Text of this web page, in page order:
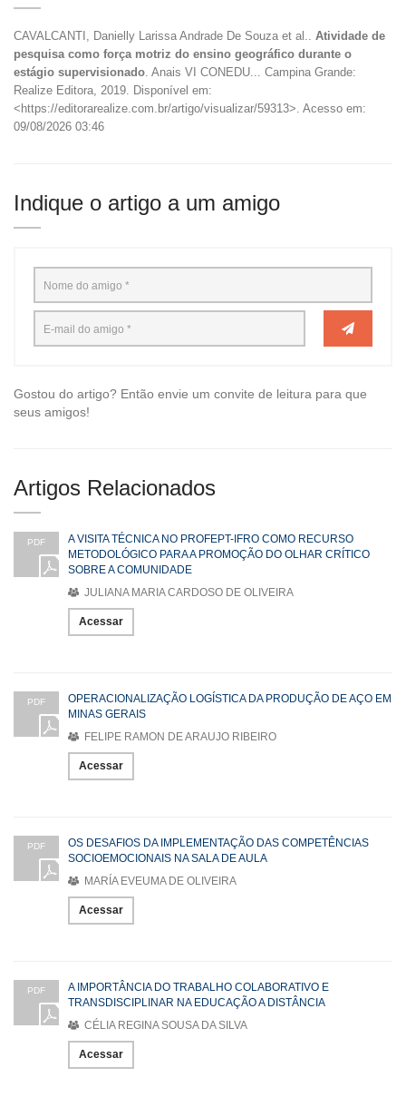
CAVALCANTI, Danielly Larissa Andrade De Souza et al.. Atividade de
pesquisa como força motriz do ensino geográfico durante o
estágio supervisionado. Anais VI CONEDU... Campina Grande:
Realize Editora, 2019. Disponível em:
<https://editorarealize.com.br/artigo/visualizar/59313>. Acesso em:
09/08/2026 03:46
Indique o artigo a um amigo
Gostou do artigo? Então envie um convite de leitura para que
seus amigos!
Artigos Relacionados
PDF
A VISITA TÉCNICA NO PROFEPT-IFRO COMO RECURSO
METODOLÓGICO PARA A PROMOÇÃO DO OLHAR CRÍTICO
SOBRE A COMUNIDADE
JULIANA MARIA CARDOSO DE OLIVEIRA
Acessar
PDF
OPERACIONALIZAÇÃO LOGÍSTICA DA PRODUÇÃO DE AÇO EM
MINAS GERAIS
FELIPE RAMON DE ARAUJO RIBEIRO
Acessar
PDF
OS DESAFIOS DA IMPLEMENTAÇÃO DAS COMPETÊNCIAS
SOCIOEMOCIONAIS NA SALA DE AULA
MARÍA EVEUMA DE OLIVEIRA
Acessar
PDF
A IMPORTÂNCIA DO TRABALHO COLABORATIVO E
TRANSDISCIPLINAR NA EDUCAÇÃO A DISTÂNCIA
CÉLIA REGINA SOUSA DA SILVA
Acessar